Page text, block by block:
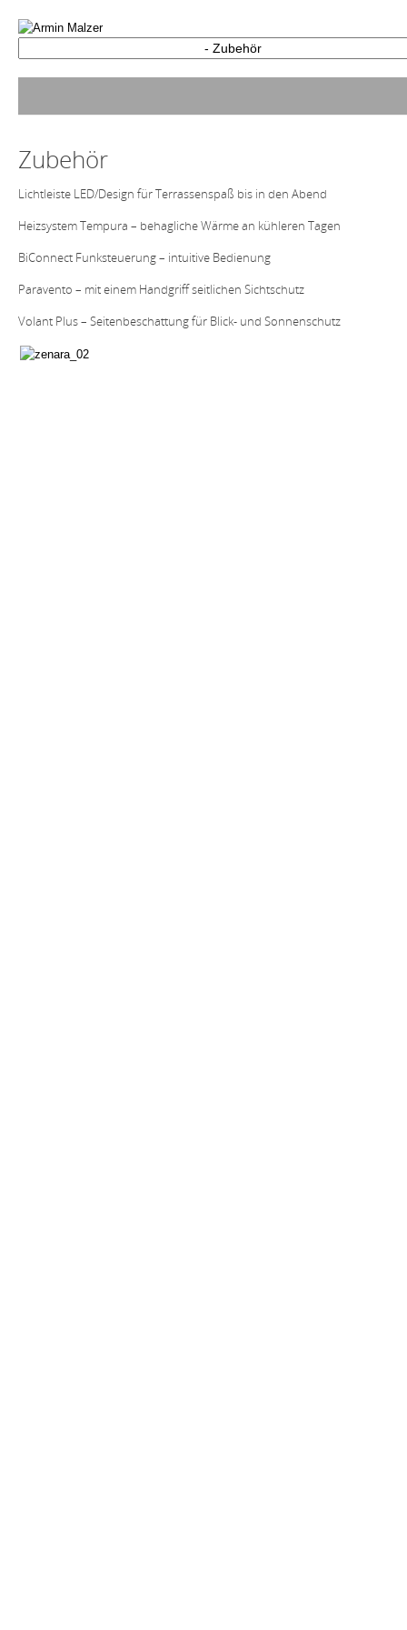
Zubehör
Lichtleiste LED/Design für Terrassenspaß bis in den Abend
Heizsystem Tempura – behagliche Wärme an kühleren Tagen
BiConnect Funksteuerung – intuitive Bedienung
Paravento – mit einem Handgriff seitlichen Sichtschutz
Volant Plus – Seitenbeschattung für Blick- und Sonnenschutz